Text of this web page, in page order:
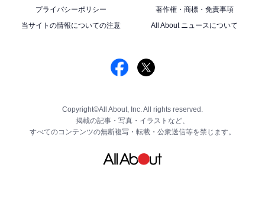
プライバシーポリシー
著作権・商標・免責事項
当サイトの情報についての注意
All About ニュースについて
Copyright©All About, Inc. All rights reserved.
掲載の記事・写真・イラストなど、
すべてのコンテンツの無断複写・転載・公衆送信等を禁じます。